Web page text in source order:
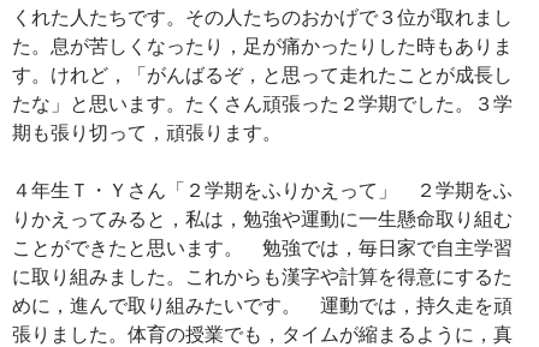
くれた人たちです。その人たちのおかげで３位が取れまし
た。息が苦しくなったり，足が痛かったりした時もありま
す。けれど，「がんばるぞ，と思って走れたことが成長し
たな」と思います。たくさん頑張った２学期でした。３学
期も張り切って，頑張ります。
４年生Ｔ・Ｙさん「２学期をふりかえって」 ２学期をふ
りかえってみると，私は，勉強や運動に一生懸命取り組む
ことができたと思います。 勉強では，毎日家で自主学習
に取り組みました。これからも漢字や計算を得意にするた
めに，進んで取り組みたいです。 運動では，持久走を頑
張りました。体育の授業でも，タイムが縮まるように，真